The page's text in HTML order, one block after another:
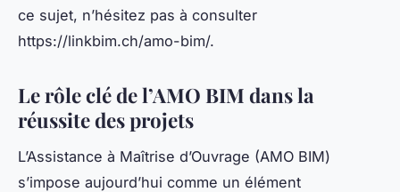
ce sujet, n’hésitez pas à consulter
https://linkbim.ch/amo-bim/.
Le rôle clé de l’AMO BIM dans la
réussite des projets
L’Assistance à Maîtrise d’Ouvrage (AMO BIM)
s’impose aujourd’hui comme un élément